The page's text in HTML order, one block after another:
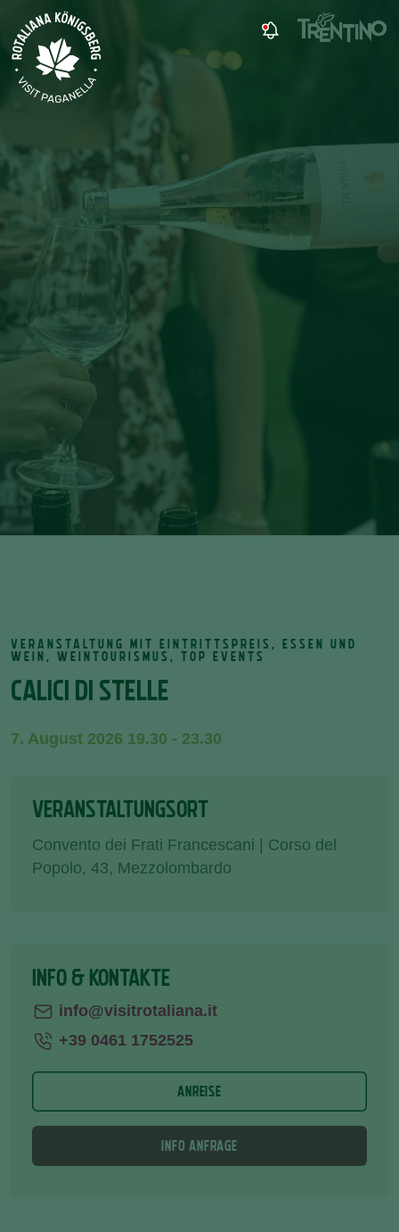
CALICI DI STELLE
VERANSTALTUNG MIT EINTRITTSPREIS, ESSEN UND
WEIN, WEINTOURISMUS, TOP EVENTS
7. August 2026 19.30 - 23.30
VERANSTALTUNGSORT
Convento dei Frati Francescani | Corso del
Popolo, 43, Mezzolombardo
INFO & KONTAKTE
info@visitrotaliana.it
+39 0461 1752525
ANREISE
INFO ANFRAGE